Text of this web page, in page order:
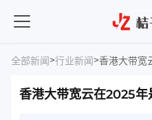
全部新闻>行业新闻>香港大带宽
香港大带宽云在2025年